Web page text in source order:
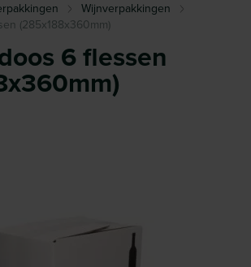
Wijnverpakkingen
(285x188x360mm)
6 flessen